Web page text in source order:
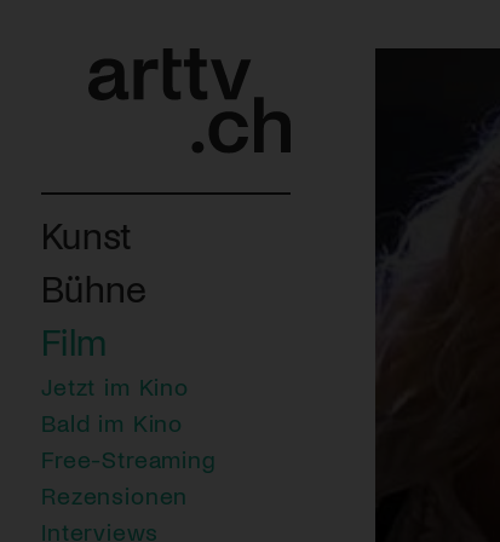
Kunst
Bühne
Film
Jetzt im Kino
Bald im Kino
Free-Streaming
Rezensionen
Interviews